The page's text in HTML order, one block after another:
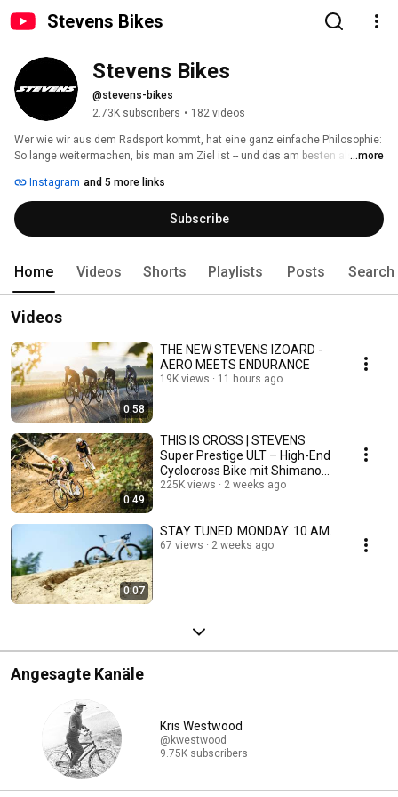
Stevens Bikes
Stevens Bikes
@stevens-bikes
2.73K subscribers • 182 videos
Wer wie wir aus dem Radsport kommt, hat eine ganz einfache Philosophie:
So lange weitermachen, bis man am Ziel ist -- und das am besten als ...more
Instagram and 5 more links
Subscribe
Home Videos Shorts Playlists Posts Search
Videos
0:58
THE NEW STEVENS IZOARD -
AERO MEETS ENDURANCE
19K views 11 hours ago
0:49
THIS IS CROSS | STEVENS
Super Prestige ULT – High-End
Cyclocross Bike mit Shimano
Ultegra Di2
225K views 2 weeks ago
0:07
STAY TUNED. MONDAY. 10 AM.
67 views 2 weeks ago
Angesagte Kanäle
Kris Westwood
@kwestwood
9.75K subscribers